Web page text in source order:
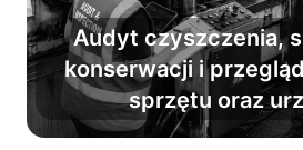
Audyt czyszczenia,
konserwacji i
sprzętu oraz
Zamień frustrację na
utrzymuj sprzęt w